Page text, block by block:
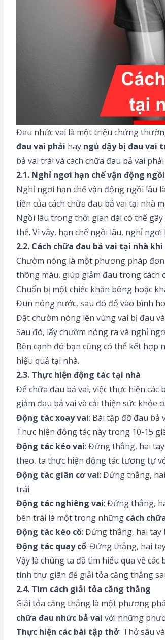
Đau nhức vai là một triệu chứng
đau vai phải hay ngủ dậy bị đau vai
bả vai trái và cách chữa đau bả vai
2.1. Nghỉ ngơi hạn chế vận động
Nghỉ ngơi hạn chế vận động ngồi lâu
tiên của cách chữa đau bả vai tại nhà
Ngồi lâu trong thời gian dài có thể
thể. Vì vậy, hạn chế ngồi lâu, nghỉ
2.2. Cách chữa đau bả vai tại nhà
Chườm nóng là một phương pháp
thông máu, giúp giảm đau trong cách
Chuẩn bị một chiếc khăn bông hoặc
Đun nóng nước, sau đó đổ vào bình
Đặt chườm nóng lên vùng vai bị đau
Sau đó, lấy chườm nóng ra và nghỉ
Bên cạnh đó bạn cũng có thể kết hợp
hiệu quả tại nhà.
2.3. Thực hiện động tác tại nhà
Để chữa đau bả vai, việc thực hiện
giảm đau bả vai và cải thiện sức khỏe
Động tác xoay vai: Bài tập đỡ đau bả
Thực hiện động tác này trong 10-15
Động tác kéo vai: Đứng thẳng, hai
theo, ta thực hiện động tác tương tự
Động tác giãn cơ vai: Đứng thẳng,
trái.
Động tác nghiêng vai: Đứng thẳng,
bên trái là một trong những cách
Động tác kéo cổ: Đứng thẳng, hai tay
Động tác quay cổ: Đứng thẳng, hai
Vậy là chúng ta đã tìm hiểu qua về
tính thư giãn để giải tỏa căng thẳng
2.4. Tìm cách giải tỏa căng thẳng
Giải tỏa căng thẳng là một phương
chữa đau nhức bả vai với những
Thực hiện các bài tập thở: Thở sâu